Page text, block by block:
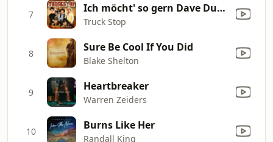
7 Ich möcht' so gern Dave Dudley hör'n
Truck Stop
8 Sure Be Cool If You Did
Blake Shelton
9 Heartbreaker
Warren Zeiders
10 Burns Like Her
Randall King